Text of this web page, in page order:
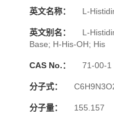
英文名称： L-
英文别名：
L-
Base; H-His-OH; His
CAS No.： 71-00-1
分子式：
分子量： 155.157